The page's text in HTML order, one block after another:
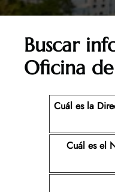
Buscar
Oficina
Cuál es la
Cuál es el